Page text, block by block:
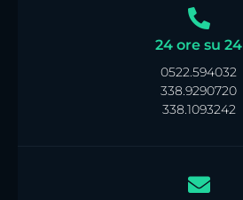
24 ore su 24
0522.594032
338.9290720
338.1093242